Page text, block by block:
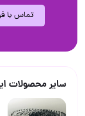
تماس با
سایر محصولات